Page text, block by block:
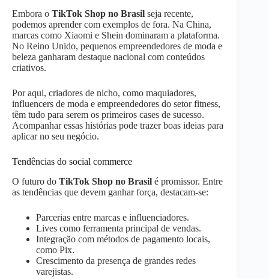
Embora o TikTok Shop no Brasil seja recente,
podemos aprender com exemplos de fora. Na China,
marcas como Xiaomi e Shein dominaram a plataforma.
No Reino Unido, pequenos empreendedores de moda e
beleza ganharam destaque nacional com conteúdos
criativos.
Por aqui, criadores de nicho, como maquiadores,
influencers de moda e empreendedores do setor fitness,
têm tudo para serem os primeiros cases de sucesso.
Acompanhar essas histórias pode trazer boas ideias para
aplicar no seu negócio.
Tendências do social commerce
O futuro do TikTok Shop no Brasil é promissor. Entre
as tendências que devem ganhar força, destacam-se:
Parcerias entre marcas e influenciadores.
Lives como ferramenta principal de vendas.
Integração com métodos de pagamento locais,
como Pix.
Crescimento da presença de grandes redes
varejistas.